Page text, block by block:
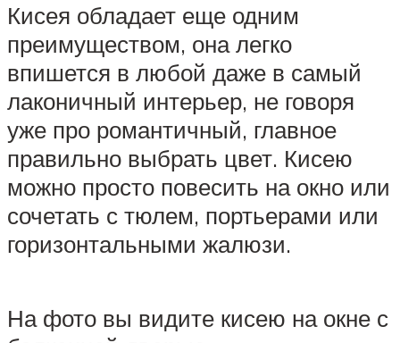
Кисея обладает еще одним
преимуществом, она легко
впишется в любой даже в самый
лаконичный интерьер, не говоря
уже про романтичный, главное
правильно выбрать цвет. Кисею
можно просто повесить на окно или
сочетать с тюлем, портьерами или
горизонтальными жалюзи.
На фото вы видите кисею на окне с